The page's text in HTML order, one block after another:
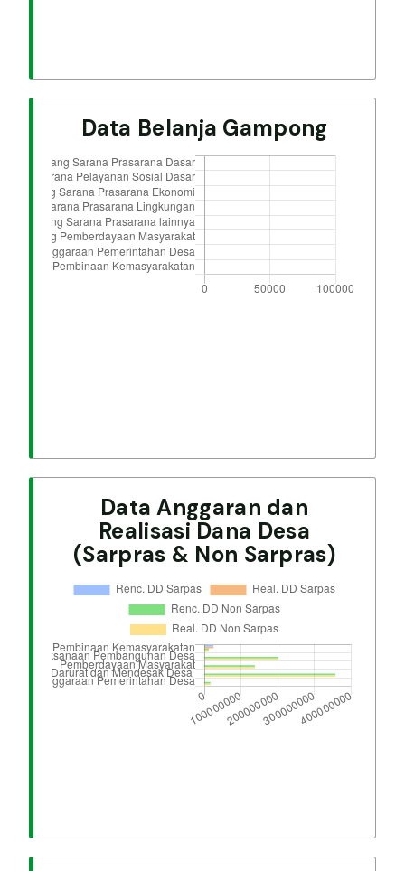
Data Belanja Gampong
Data Anggaran dan
Realisasi Dana Desa
(Sarpras & Non Sarpras)